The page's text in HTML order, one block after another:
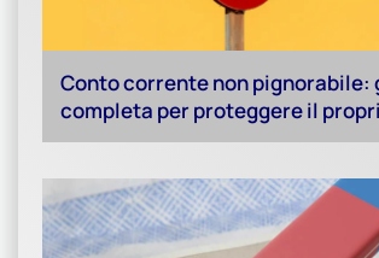
Conto corrente non pignorabile:
completa per proteggere il